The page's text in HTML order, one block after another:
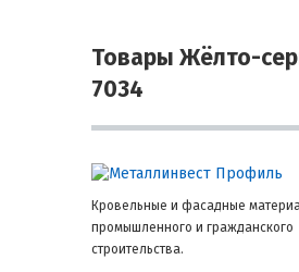
Товары Жёлто-
7034
Кровельные и фасадные
промышленного и гражданского
строительства.